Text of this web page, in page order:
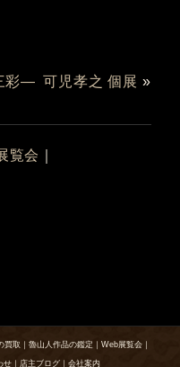
彩― 可児孝之 個展 »
覧会
買取 ｜ 魯山人作品の鑑定 ｜ Web展覧会 ｜
せ ｜ 店主ブログ ｜ 会社案内